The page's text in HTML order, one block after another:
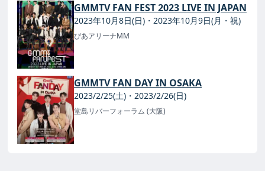
GMMTV FAN FEST 2023 LIVE IN JAPAN
2023年10月8日(日)・2023年10月9日(月・祝)
ぴあアリーナMM
GMMTV FAN DAY IN OSAKA
2023/2/25(土)・2023/2/26(日)
堂島リバーフォーラム (大阪)